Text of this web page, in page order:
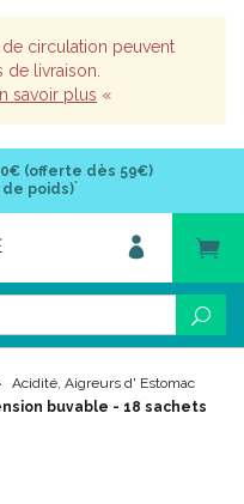
circulation peuvent
livraison.
savoir plus «
(offerte dès 59€)
poids)*
Acidité, Aigreurs d' Estomac
buvable - 18 sachets